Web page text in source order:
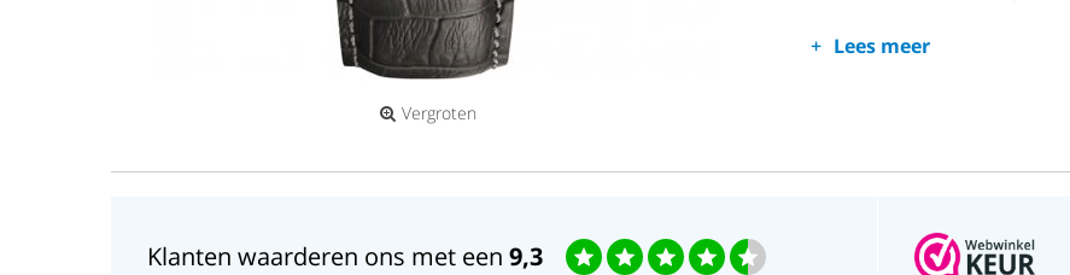
Vergroten
Dag/Datum: Datum
Lees meer
Klanten waarderen ons met een 9,3